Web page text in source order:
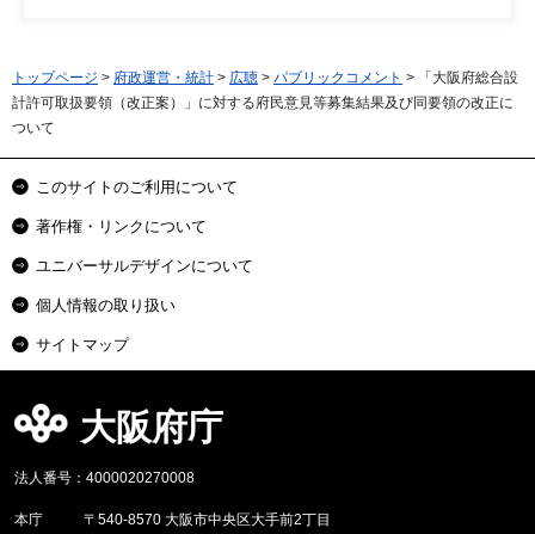
トップページ > 府政運営・統計 > 広聴 > パブリックコメント > 「大阪府総合設
計許可取扱要領（改正案）」に対する府民意見等募集結果及び同要領の改正に
ついて
このサイトのご利用について
著作権・リンクについて
ユニバーサルデザインについて
個人情報の取り扱い
サイトマップ
大阪府庁
法人番号：4000020270008
本庁 〒540-8570 大阪市中央区大手前2丁目